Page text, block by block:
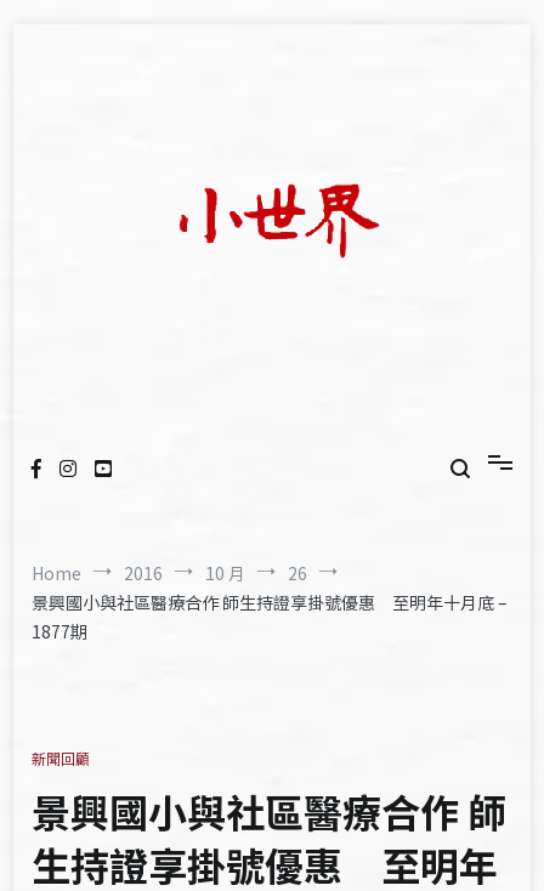
Home 2016 10 月
26
景興國小與社區醫療合作 師生持證享掛號優惠 至明年十月底 –
1877期
新聞回顧
景興國小與社區醫療合作 師
生持證享掛號優惠 至明年